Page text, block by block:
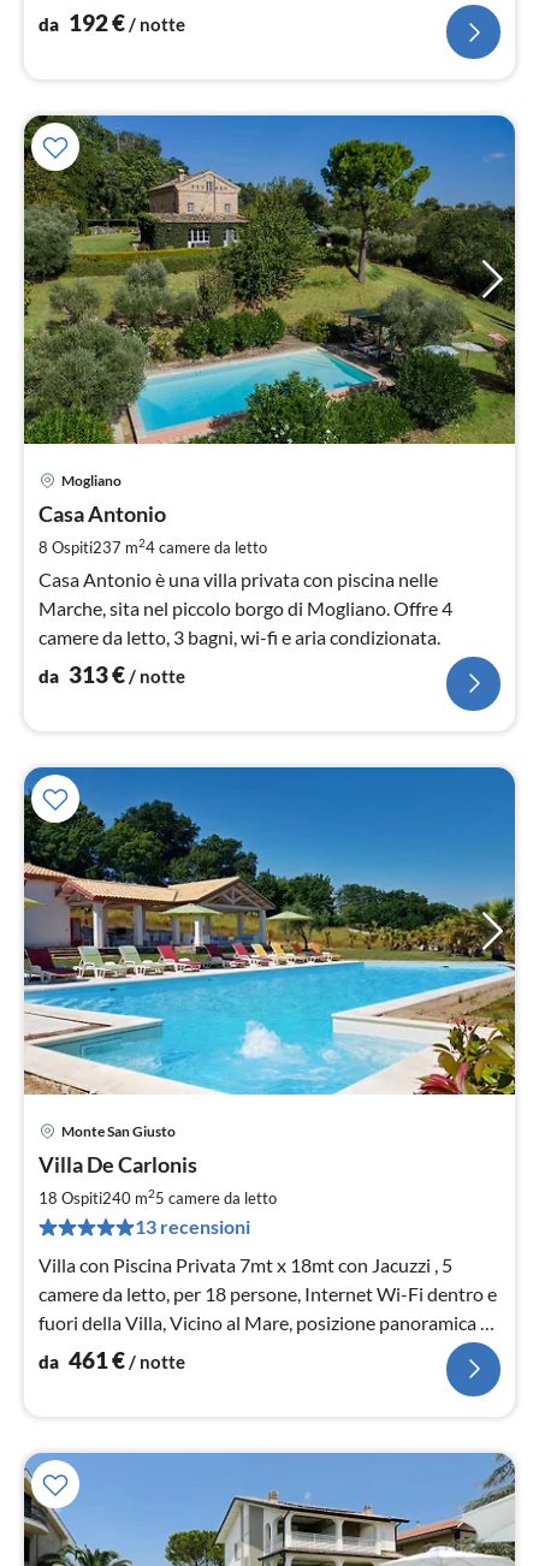
da 192€/ notte
Mogliano
Casa Antonio
8 Ospiti237 m24camere da letto
Casa Antonio è una villa privata con piscina nelle
Marche, sita nel piccolo borgo di Mogliano. Offre 4
camere da letto, 3 bagni, wi-fi e aria condizionata.
da 313€/ notte
Monte San Giusto
Villa De Carlonis
18 Ospiti240 m25 camere da letto
13 recensioni
Villa con Piscina Privata 7mt x 18mt con Jacuzzi , 5
camere da letto, per 18 persone, Internet Wi-Fi dentro e
fuori della Villa, Vicino al Mare, posizione panoramica e
tranquilla.
da 461€/ notte